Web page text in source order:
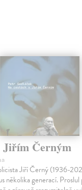
Jiřím Černým
Jiří Černý (1936-
několika generací. Proslul